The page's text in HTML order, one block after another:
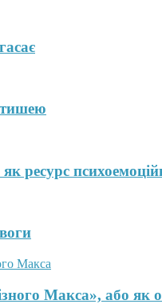
тишею
ресурс
Макса», або як